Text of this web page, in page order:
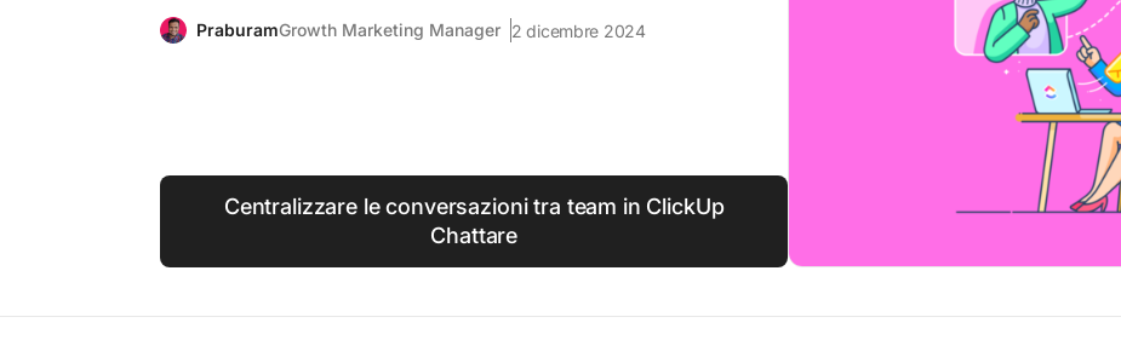
PraburamGrowth Marketing Manager 2 dicembre 2024
Centralizzare le conversazioni tra team in ClickUp
Chattare